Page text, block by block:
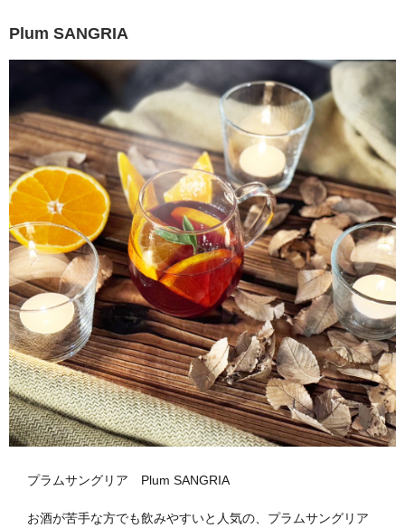
Plum SANGRIA
プラムサングリア Plum SANGRIA
お酒が苦手な方でも飲みやすいと人気の、プラムサングリア